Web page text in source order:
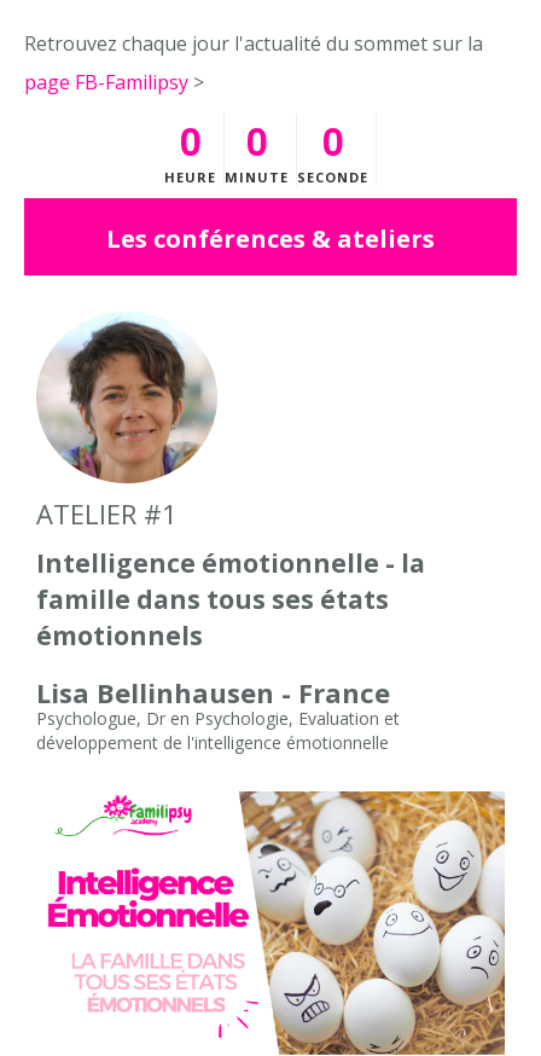
Retrouvez chaque jour l'actualité du sommet sur la
page FB-Familipsy >
0
HEURE
0
MINUTE
0
SECONDE
Les conférences & ateliers
ATELIER #1
Intelligence émotionnelle - la
famille dans tous ses états
émotionnels
Lisa Bellinhausen - France
Psychologue, Dr en Psychologie, Evaluation et
développement de l'intelligence émotionnelle